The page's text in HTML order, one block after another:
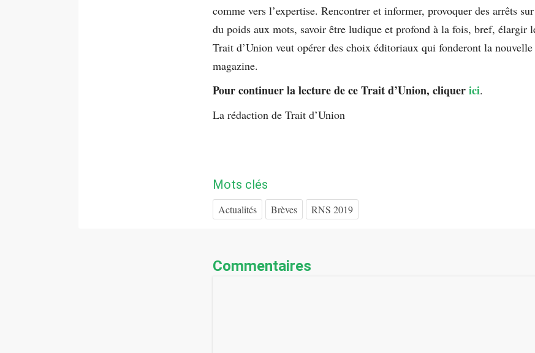
comme vers l’expertise. Rencontrer et informer, provoquer des arrêts
du poids aux mots, savoir être ludique et profond à la fois, bref, élargir
Trait d’Union veut opérer des choix éditoriaux qui fonderont la
magazine.
Pour continuer la lecture de ce Trait d’Union, cliquerici.
La rédaction de Trait d’Union
Mots clés
Actualités Brèves RNS 2019
Commentaires